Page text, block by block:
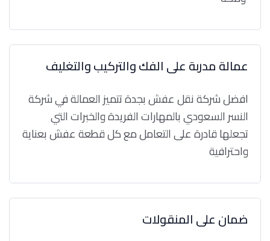
عمالة مدربة على الفك والتركيب والتغليف
افضل شركة نقل عفش بجدة تتميز العمالة في شركة
النسر السعودي بالمهارات الفريدة والخبرات التي
تجعلها قادرة على التعامل مع كل قطعة عفش بعناية
واحترافية
ضمان على المنقولات